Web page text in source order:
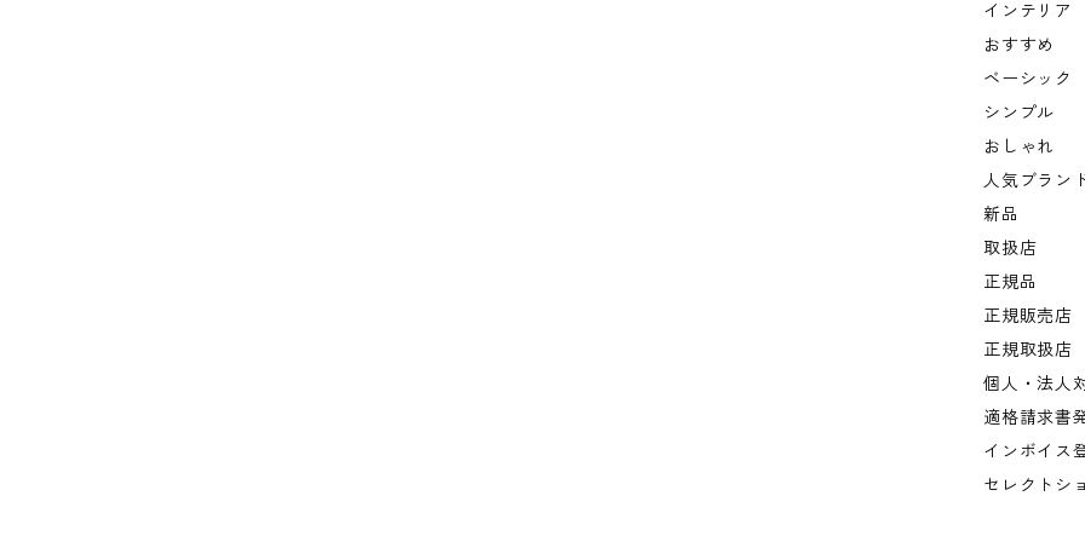
インテリア
おすすめ
ベーシック
シンプル
おしゃれ
人気ブラン
新品
取扱店
正規品
正規販売店
正規取扱店
個人・法人
適格請求書
インボイス
セレクトシ